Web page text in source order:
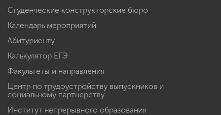
Студенческие конструкторские бюро
Календарь мероприятий
Абитуриенту
Калькулятор ЕГЭ
Факультеты и направления
Центр по трудоустройству выпускников и
социальному партнерству
Институт непрерывного образования